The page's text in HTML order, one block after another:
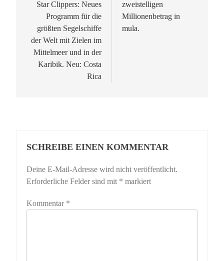
Star Clippers: Neues
Programm für die
größten Segelschiffe
der Welt mit Zielen im
Mittelmeer und in der
Karibik. Neu: Costa
Rica
zweistelligen
Millionenbetrag in
mula.
SCHREIBE EINEN KOMMENTAR
Deine E-Mail-Adresse wird nicht veröffentlicht.
Erforderliche Felder sind mit * markiert
Kommentar *